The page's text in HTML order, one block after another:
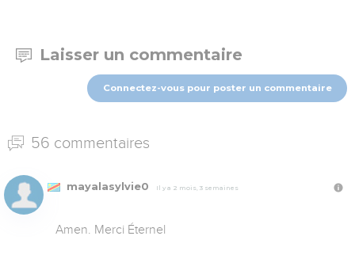
Laisser un commentaire
Connectez-vous pour poster un commentaire
56 commentaires
mayalasylvie0 Il y a 2 mois, 3 semaines
Amen. Merci Éternel